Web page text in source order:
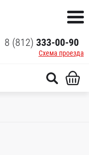
8 (812) 333-00-90
Схема проезда